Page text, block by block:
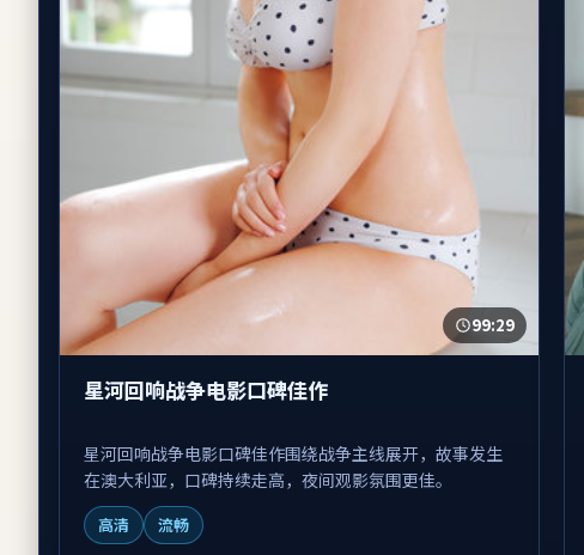
99:29
星河回响战争电影口碑佳作
星河回响战争电影口碑佳作围绕战争主线展开，故事发生
在澳大利亚，口碑持续走高，夜间观影氛围更佳。
高清
流畅